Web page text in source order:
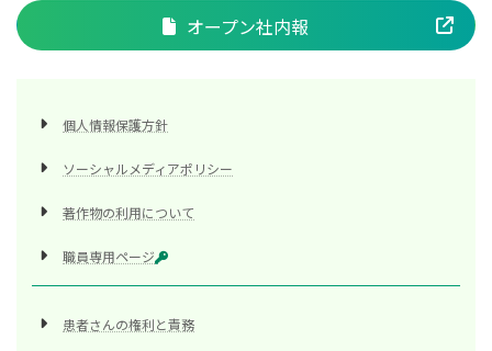
オープン社内報
個人情報保護方針
ソーシャルメディアポリシー
著作物の利用について
職員専用ページ
患者さんの権利と責務